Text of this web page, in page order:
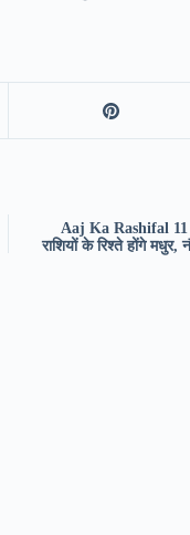
Aaj Ka Rashifal
राशियों के रिश्ते होंगे मधुर,